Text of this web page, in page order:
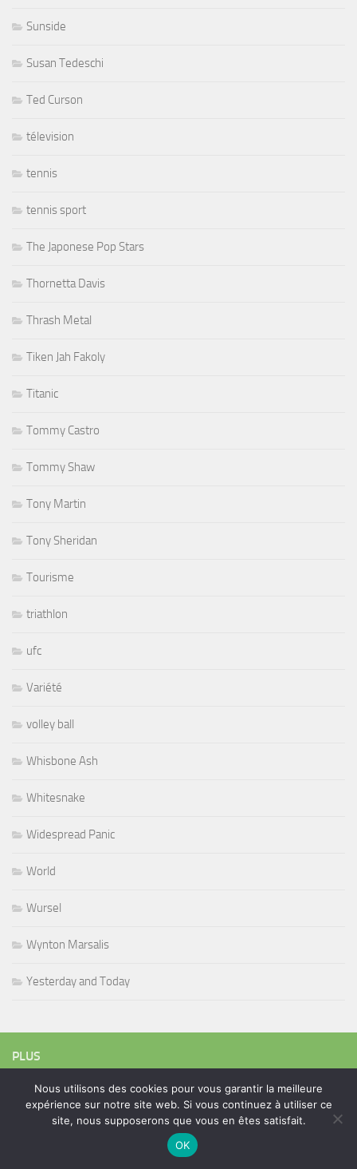
Sunside
Susan Tedeschi
Ted Curson
télevision
tennis
tennis sport
The Japonese Pop Stars
Thornetta Davis
Thrash Metal
Tiken Jah Fakoly
Titanic
Tommy Castro
Tommy Shaw
Tony Martin
Tony Sheridan
Tourisme
triathlon
ufc
Variété
volley ball
Whisbone Ash
Whitesnake
Widespread Panic
World
Wursel
Wynton Marsalis
Yesterday and Today
PLUS
Rechercher :
Nous utilisons des cookies pour vous garantir la meilleure
expérience sur notre site web. Si vous continuez à utiliser ce
site, nous supposerons que vous en êtes satisfait.
OK